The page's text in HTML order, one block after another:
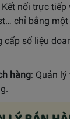
Kết nối trực tiếp
chỉ bằng
cấp số liệu
hàng: Quản